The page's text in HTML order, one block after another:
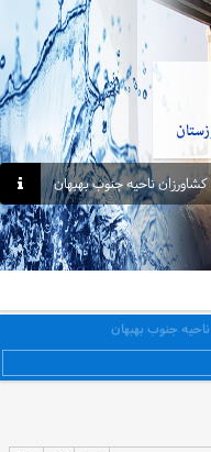
ناحیه جنوب بهبهان
مرزی چذابه و شلمچه بازدید کرد